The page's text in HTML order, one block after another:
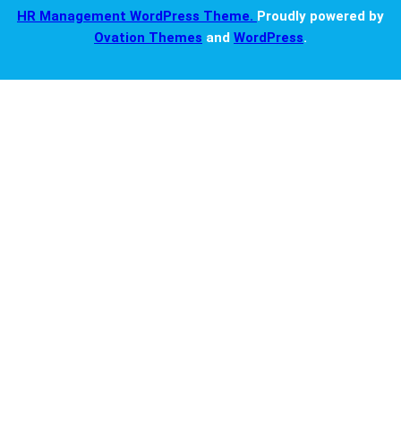
HR Management WordPress Theme. Proudly powered by
Ovation Themes and WordPress.